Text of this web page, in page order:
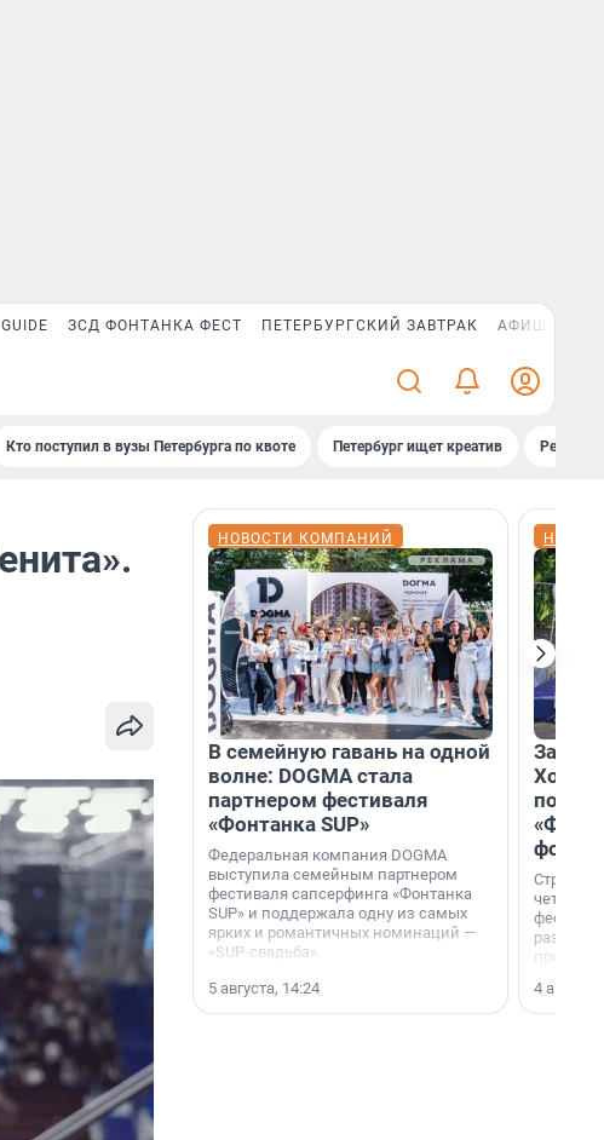
ЗСД ФОНТАНКА ФЕСТ ПЕТЕРБУРГСКИЙ ЗАВТРАК АФИША PLUS
Кто поступил в вузы Петербурга по квоте Петербург ищет креатив
НОВОСТИ КОМПАНИЙ
В семейную гавань на одной
волне: DOGMA стала
партнером фестиваля
«Фонтанка SUP»
Федеральная компания DOGMA
выступила семейным партнером
фестиваля сапсерфинга «Фонтанка
SUP» и поддержала одну из самых
ярких и романтичных номинаций —
«SUP-свадьба».
5 августа, 14:24
раз
4